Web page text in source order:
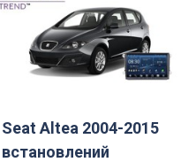
Seat Altea 2004-2015
встановлений